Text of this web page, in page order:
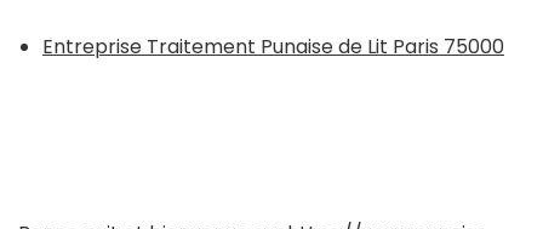
Entreprise Traitement Punaise de Lit Paris 75000